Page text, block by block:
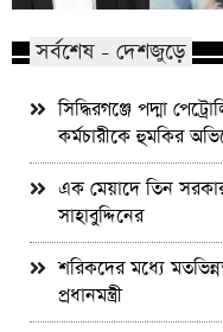
সর্বশেষ - দেশজুড়ে
সিদ্ধিরগঞ্জে পদ্মা
কর্মচারীকে হুমকির
এক মেয়াদে তিন
সাহাবুদ্দিনের
শরিকদের মধ্যে
প্রধানমন্ত্রী